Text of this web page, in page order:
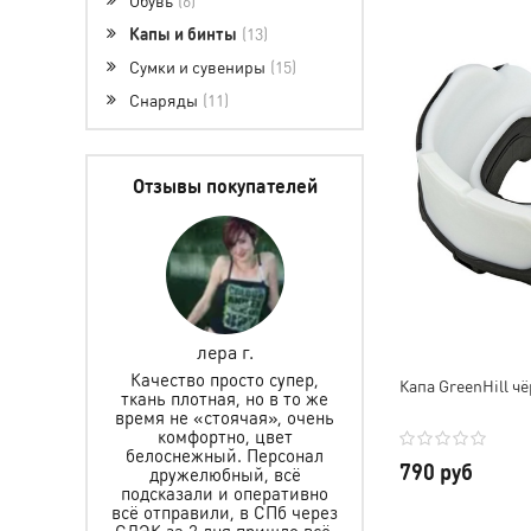
Капа GreenHill
790 руб
Капы и бинты 13
Сумки и сувениры 15
Снаряды 11
Отзывы покупателей
лера г.
Качество просто супер,
ткань плотная, но в то же
время не «стоячая», очень
комфортно, цвет
белоснежный. Персонал
дружелюбный, всё
подсказали и оперативно
всё отправили, в СПб через
шлем для мальчика,
подошло. Спасибо
быструю доставку,
помощь в выборе.